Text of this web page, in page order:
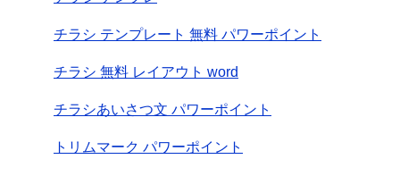
チラシ テンプレート 無料 パワーポイント
チラシ 無料 レイアウト word
チラシあいさつ文 パワーポイント
トリムマーク パワーポイント